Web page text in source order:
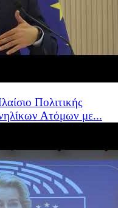
Πολιτικής
Ατόμων με...